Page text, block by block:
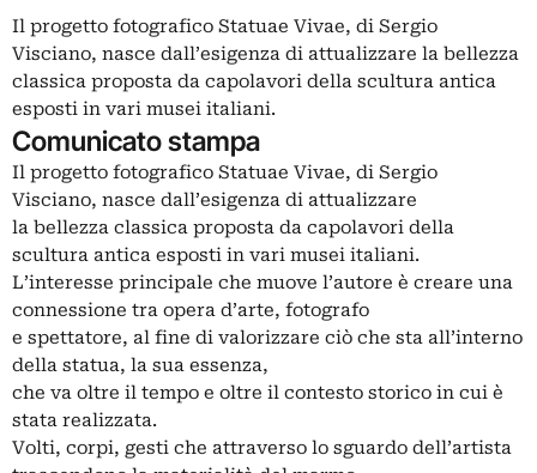
Il progetto fotografico Statuae Vivae, di Sergio
Visciano, nasce dall’esigenza di attualizzare la bellezza
classica proposta da capolavori della scultura antica
esposti in vari musei italiani.
Comunicato stampa
Il progetto fotografico Statuae Vivae, di Sergio
Visciano, nasce dall’esigenza di attualizzare
la bellezza classica proposta da capolavori della
scultura antica esposti in vari musei italiani.
L’interesse principale che muove l’autore è creare una
connessione tra opera d’arte, fotografo
e spettatore, al fine di valorizzare ciò che sta all’interno
della statua, la sua essenza,
che va oltre il tempo e oltre il contesto storico in cui è
stata realizzata.
Volti, corpi, gesti che attraverso lo sguardo dell’artista